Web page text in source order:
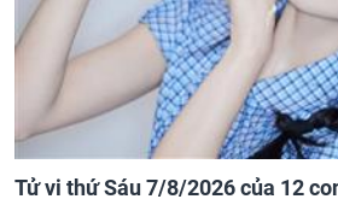
Tử vi thứ Sáu 7/8/2026 của 12